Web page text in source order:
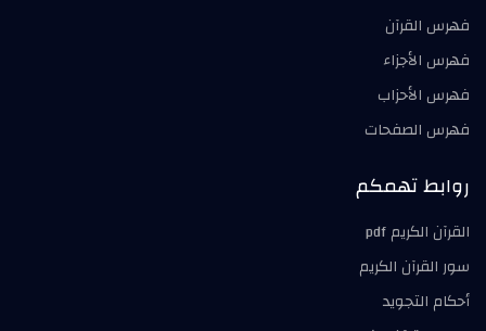
فهرس القرآن
فهرس الأجزاء
فهرس الأحزاب
فهرس الصفحات
روابط تهمكم
القرآن الكريم pdf
سور القرآن الكريم
أحكام التجويد